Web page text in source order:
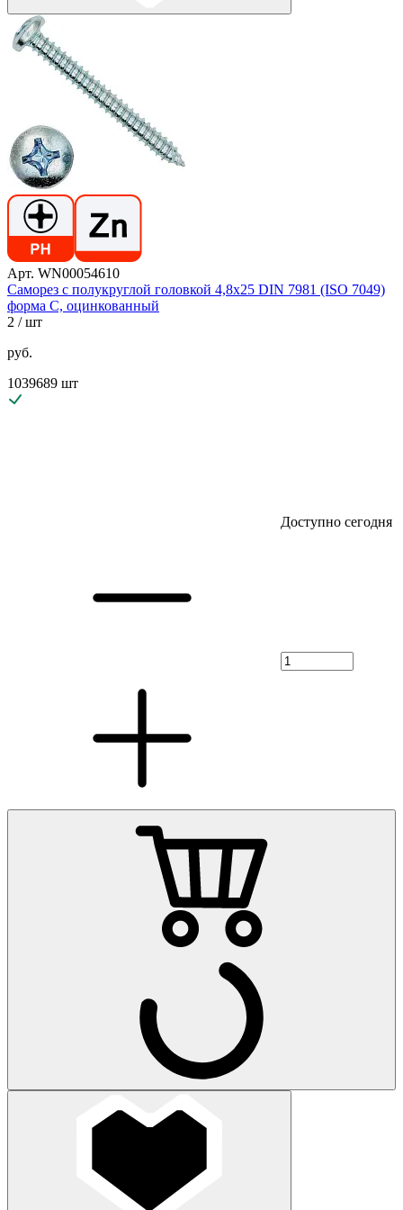
Арт. WN00054610
Саморез с полукруглой головкой 4,8х25 DIN 7981 (ISO 7049)
форма C, оцинкованный
2 / шт
руб.
1039689 шт
Доступно сегодня